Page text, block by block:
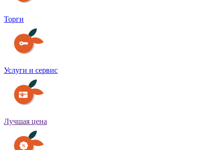
Торги
Услуги и сервис
Лучшая цена